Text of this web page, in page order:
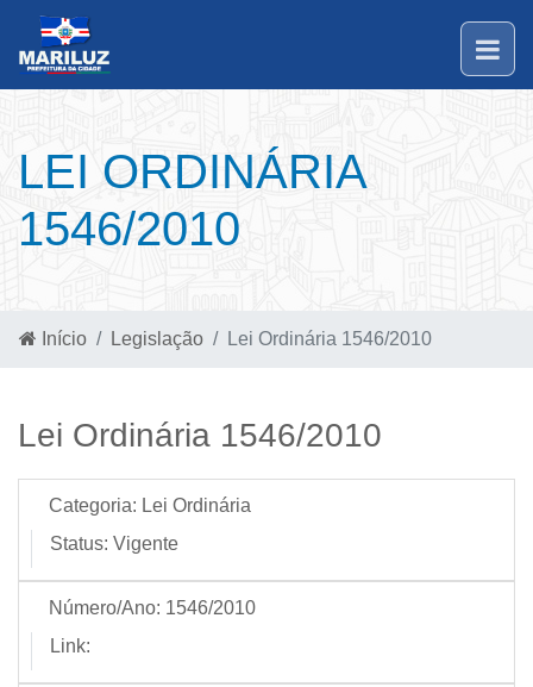
LEI ORDINÁRIA
1546/2010
Início Legislação Lei Ordinária 1546/2010
Lei Ordinária 1546/2010
Categoria: Lei Ordinária
Status: Vigente
Número/Ano: 1546/2010
Link: